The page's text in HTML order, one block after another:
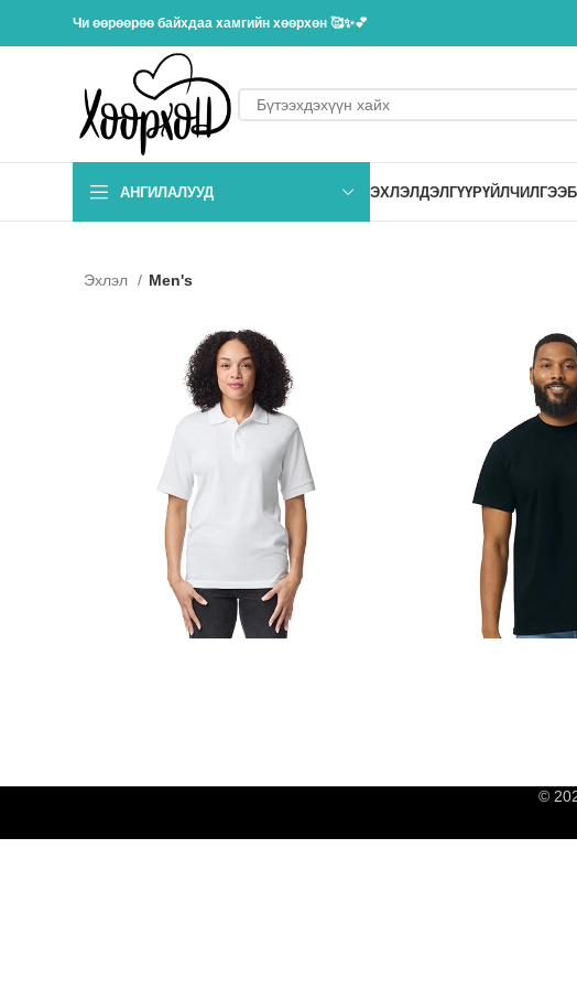
Чи өөрөөрөө байхдаа хамгийн хөөрхөн 🥰✨💕
АНГИЛАЛУУД ЭХЛЭЛДЭЛГҮҮРҮЙЛЧИЛГЭЭ
Эхлэл Men's
©